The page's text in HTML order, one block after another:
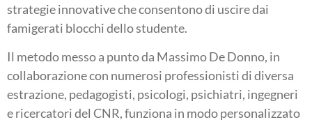
strategie innovative che consentono di uscire dai
famigerati blocchi dello studente.
Il metodo messo a punto da Massimo De Donno, in
collaborazione con numerosi professionisti di diversa
estrazione, pedagogisti, psicologi, psichiatri, ingegneri
e ricercatori del CNR, funziona in modo personalizzato